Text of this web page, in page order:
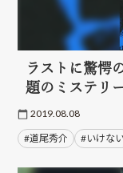
ラストに驚愕
題のミステリ
2019.08.08
#道尾秀介 #いけな